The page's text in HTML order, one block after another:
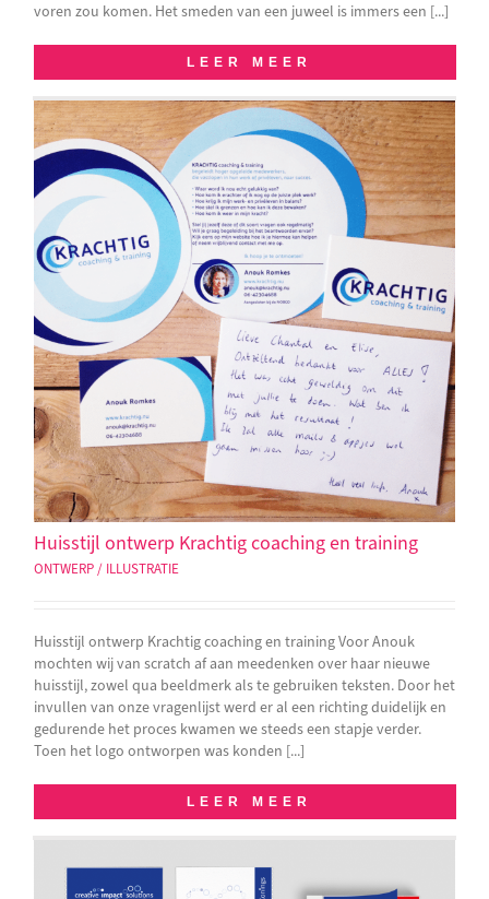
voren zou komen. Het smeden van een juweel is immers een [...]
LEER MEER
Huisstijl ontwerp Krachtig coaching en training
ONTWERP / ILLUSTRATIE
Huisstijl ontwerp Krachtig coaching en training Voor Anouk
mochten wij van scratch af aan meedenken over haar nieuwe
huisstijl, zowel qua beeldmerk als te gebruiken teksten. Door het
invullen van onze vragenlijst werd er al een richting duidelijk en
gedurende het proces kwamen we steeds een stapje verder.
Toen het logo ontworpen was konden [...]
LEER MEER